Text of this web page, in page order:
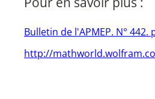
Bulletin de l'APMEP. N°
http://